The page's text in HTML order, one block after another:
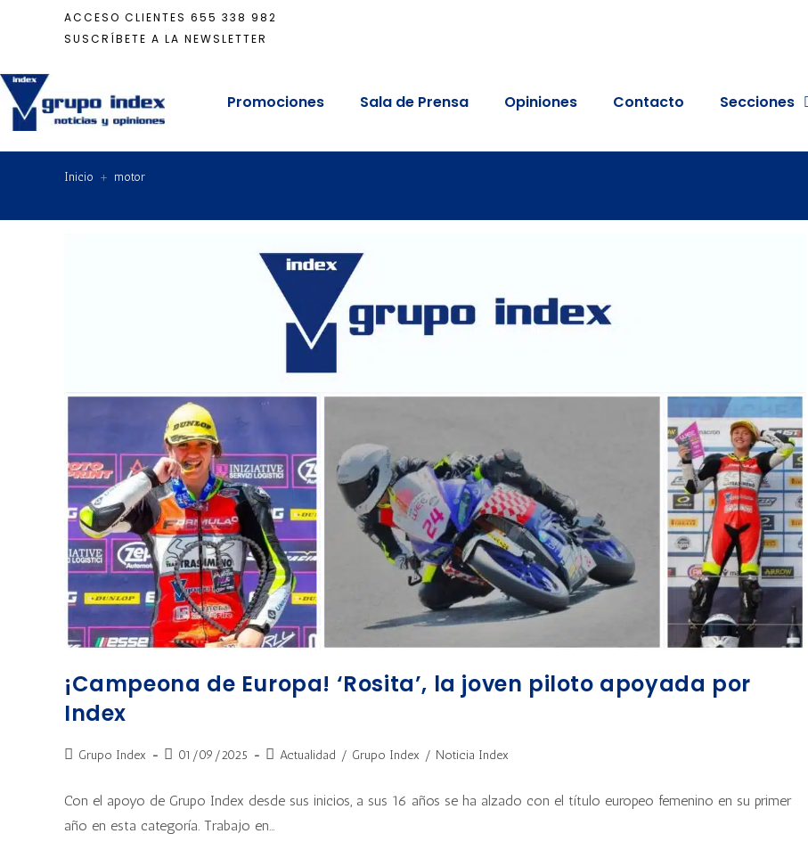
ACCESO CLIENTES 655 338 982
SUSCRÍBETE A LA NEWSLETTER
Promociones Sala de Prensa Opiniones Contacto Secciones
Inicio + motor
¡Campeona de Europa! ‘Rosita’, la joven piloto apoyada por
Index
Grupo Index 01/09/2025 Actualidad / Grupo Index / Noticia Index
Con el apoyo de Grupo Index desde sus inicios, a sus 16 años se ha alzado con el título europeo femenino en su primer
año en esta categoría. Trabajo en…